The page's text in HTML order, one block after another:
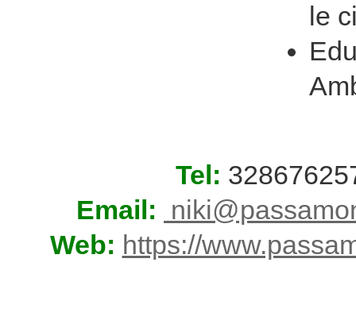
le
Tel:
Email:
Web: https://